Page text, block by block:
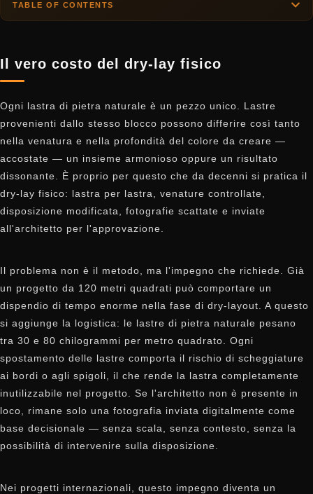
TABLE OF CONTENTS
Il vero costo del dry-lay fisico
Ogni lastra di pietra naturale è un pezzo unico. Lastre
provenienti dallo stesso blocco possono differire così tanto
nella venatura e nella profondità del colore da creare —
accostate — un insieme armonioso oppure un risultato
dissonante. È proprio per questo che da decenni si pratica il
dry-lay fisico: lastra per lastra, venature controllate,
disposizione modificata, fotografie scattate e inviate
all'architetto per l'approvazione.
Il problema non è il metodo, ma l'impegno che richiede. Già
un progetto da 120 metri quadrati può comportare un
dispendio di tempo enorme nella fase di dry-layout. A questo
si aggiunge la logistica: le lastre di pietra naturale pesano
tra 30 e 80 chilogrammi per metro quadrato. Ogni
spostamento delle lastre comporta il rischio di scheggiature
ai bordi o agli spigoli, il che rende la lastra completamente
inutilizzabile nel progetto. Se l'architetto non è presente in
loco, rimane solo una fotografia inviata digitalmente come
base decisionale — senza scala, senza contesto, senza la
possibilità di intervenire sulla disposizione.
Nei progetti internazionali, questo impegno diventa un